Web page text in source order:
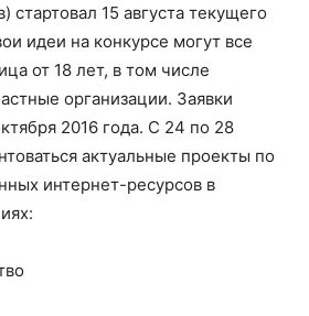
стартовал 15 августа текущего
идеи на конкурсе могут все
от 18 лет, в том числе
организации. Заявки
2016 года. С 24 по 28
актуальные проекты по
интернет-ресурсов в